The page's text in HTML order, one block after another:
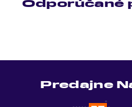
Odporúčané
Predajne